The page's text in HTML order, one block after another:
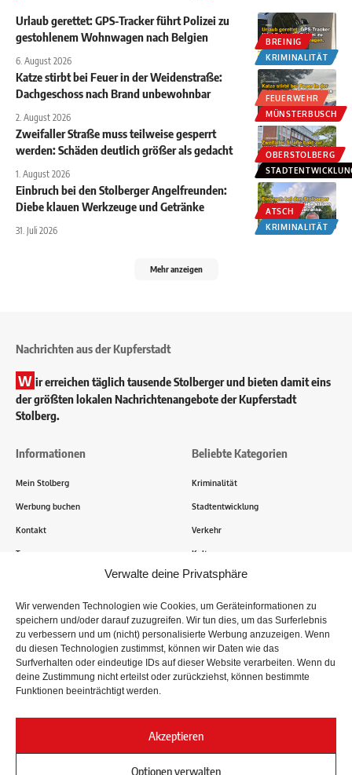
Verwalte deine Privatsphäre
Wir verwenden Technologien wie Cookies, um Geräteinformationen zu
speichern und/oder darauf zuzugreifen. Wir tun dies, um das Surferlebnis
zu verbessern und um (nicht) personalisierte Werbung anzuzeigen. Wenn
du diesen Technologien zustimmst, können wir Daten wie das
Surfverhalten oder eindeutige IDs auf dieser Website verarbeiten. Wenn du
deine Zustimmung nicht erteilst oder zurückziehst, können bestimmte
Funktionen beeinträchtigt werden.
Akzeptieren
Optionen verwalten
BREINIG
KRIMINALITÄT
Urlaub gerettet: GPS-Tracker führt Polizei zu
gestohlenem Wohnwagen nach Belgien
6. August 2026
FEUERWEHR
MÜNSTERBUSCH
Katze stirbt bei Feuer in der Weidenstraße:
Dachgeschoss nach Brand unbewohnbar
2. August 2026
OBERSTOLBERG
Zweifaller Straße muss teilweise gesperrt
werden: Schäden deutlich größer als gedacht
1. August 2026
ATSCH
KRIMINALITÄT
Einbruch bei den Stolberger Angelfreunden:
Diebe klauen Werkzeuge und Getränke
31. Juli 2026
Mehr anzeigen
Nachrichten aus der Kupferstadt
W ir erreichen täglich tausende Stolberger und bieten damit eins
der größten lokalen Nachrichtenangebote der Kupferstadt
Stolberg.
Informationen
Mein Stolberg
Werbung buchen
Kontakt
Transparenz
Beliebte Kategorien
Kriminalität
Stadtentwicklung
Verkehr
Kultur
Tausende Stolberger sind bereits dabei! Du sendest uns
Informationen, Bilder und Erlebnisse aus der Kupferstadt – Wir
recherchieren, sammeln Informationen und berichten!